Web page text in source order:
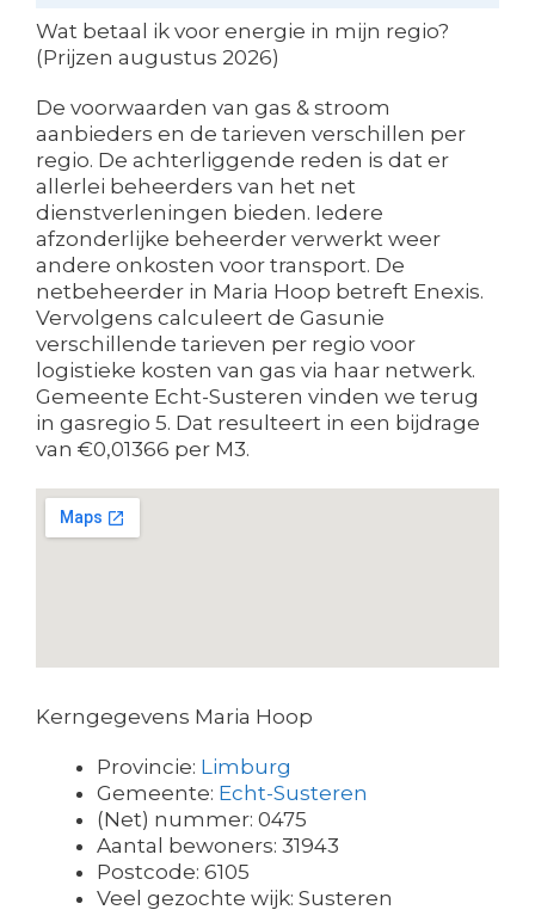
Wat betaal ik voor energie in mijn regio?
(Prijzen augustus 2026)
De voorwaarden van gas & stroom
aanbieders en de tarieven verschillen per
regio. De achterliggende reden is dat er
allerlei beheerders van het net
dienstverleningen bieden. Iedere
afzonderlijke beheerder verwerkt weer
andere onkosten voor transport. De
netbeheerder in Maria Hoop betreft Enexis.
Vervolgens calculeert de Gasunie
verschillende tarieven per regio voor
logistieke kosten van gas via haar netwerk.
Gemeente Echt-Susteren vinden we terug
in gasregio 5. Dat resulteert in een bijdrage
van €0,01366 per M3.
Kerngegevens Maria Hoop
Provincie: Limburg
Gemeente: Echt-Susteren
(Net) nummer: 0475
Aantal bewoners: 31943
Postcode: 6105
Veel gezochte wijk: Susteren